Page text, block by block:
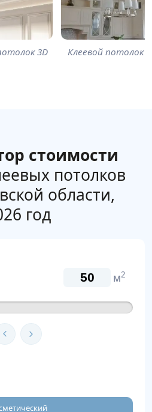
3D Клеевой потолок
стоимости
потолков
области,
год
м2